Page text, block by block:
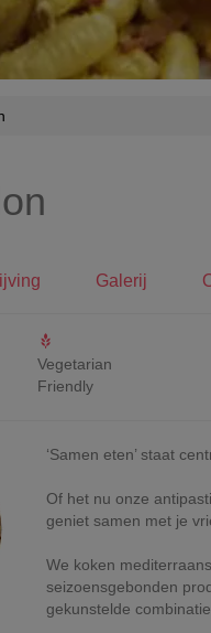
Galerij
Vegetarian
Friendly
‘Samen eten’ staat
Of het nu onze
geniet samen met je
We koken
seizoensgebonden
gekunstelde